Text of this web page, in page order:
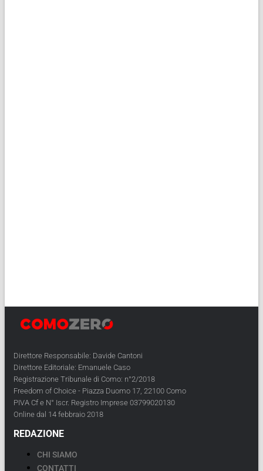
Direttore Responsabile: Davide Cantoni
Direttore Editoriale: Emanuele Caso
Registrazione Tribunale di Como: n°2/2018
Freedom of Choice - Piazza Duomo 17, 22100 Como
PIVA Cf e N° Iscr. Registro Imprese 03799020130
Online dal 14 febbraio 2018
REDAZIONE
CHI SIAMO
CONTATTI